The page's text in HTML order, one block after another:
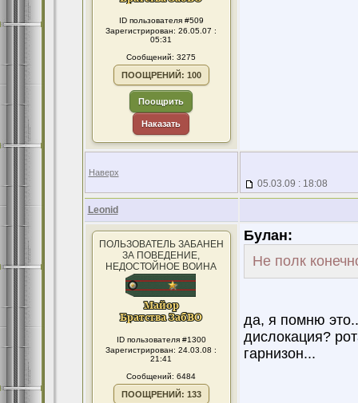
ID пользователя #509
Зарегистрирован: 26.05.07 :
05:31
Сообщений: 3275
ПООЩРЕНИЙ: 100
Поощрить
Наказать
Наверх
05.03.09 : 18:08
Leonid
ПОЛЬЗОВАТЕЛЬ ЗАБАНЕН
ЗА ПОВЕДЕНИЕ,
НЕДОСТОЙНОЕ ВОИНА
ID пользователя #1300
Зарегистрирован: 24.03.08 :
21:41
Сообщений: 6484
ПООЩРЕНИЙ: 133
Булан:
Не полк
да, я помню
дислокация?
гарнизон...